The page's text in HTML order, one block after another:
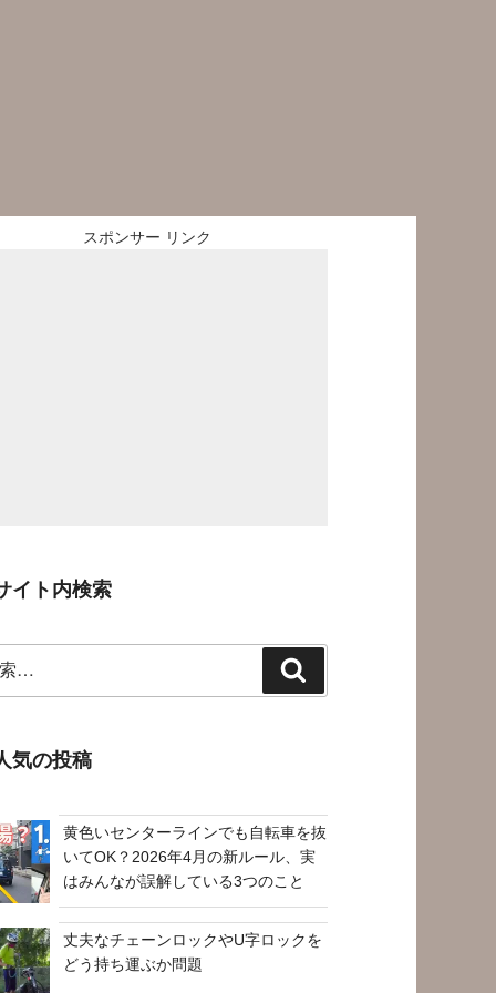
スポンサー リンク
イト内検索
索
気の投稿
黄色いセンターラインでも自転車を抜
いてOK？2026年4月の新ルール、実
はみんなが誤解している3つのこと
丈夫なチェーンロックやU字ロックを
どう持ち運ぶか問題